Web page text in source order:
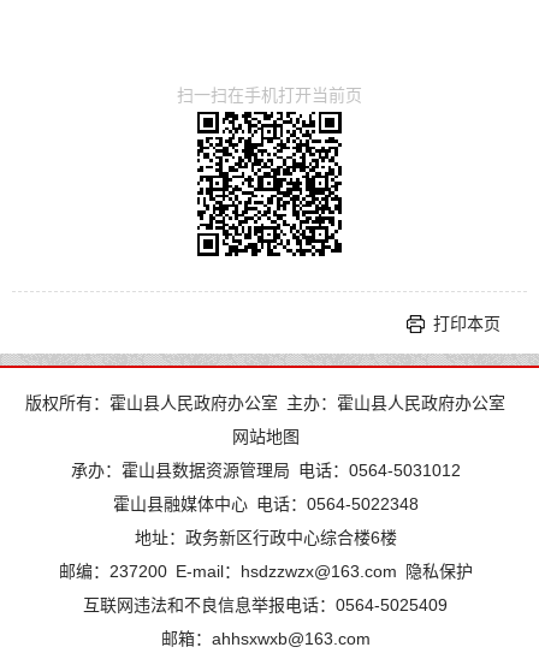
扫一扫在手机打开当前页
打印本页
版权所有：霍山县人民政府办公室 主办：霍山县人民政府办公室
网站地图
承办：霍山县数据资源管理局 电话：0564-5031012
霍山县融媒体中心 电话：0564-5022348
地址：政务新区行政中心综合楼6楼
邮编：237200 E-mail：hsdzzwzx@163.com
隐私保护
互联网违法和不良信息举报电话：0564-5025409
邮箱：ahhsxwxb@163.com